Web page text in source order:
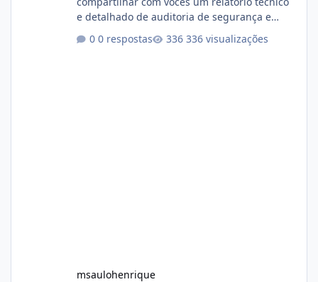
e detalhado de auditoria de segurança e
conformidade referente ao VOXPANEL (versão
atualmente em circulação e comercialização
0 respostas 336 visualizações
msaulohenrique